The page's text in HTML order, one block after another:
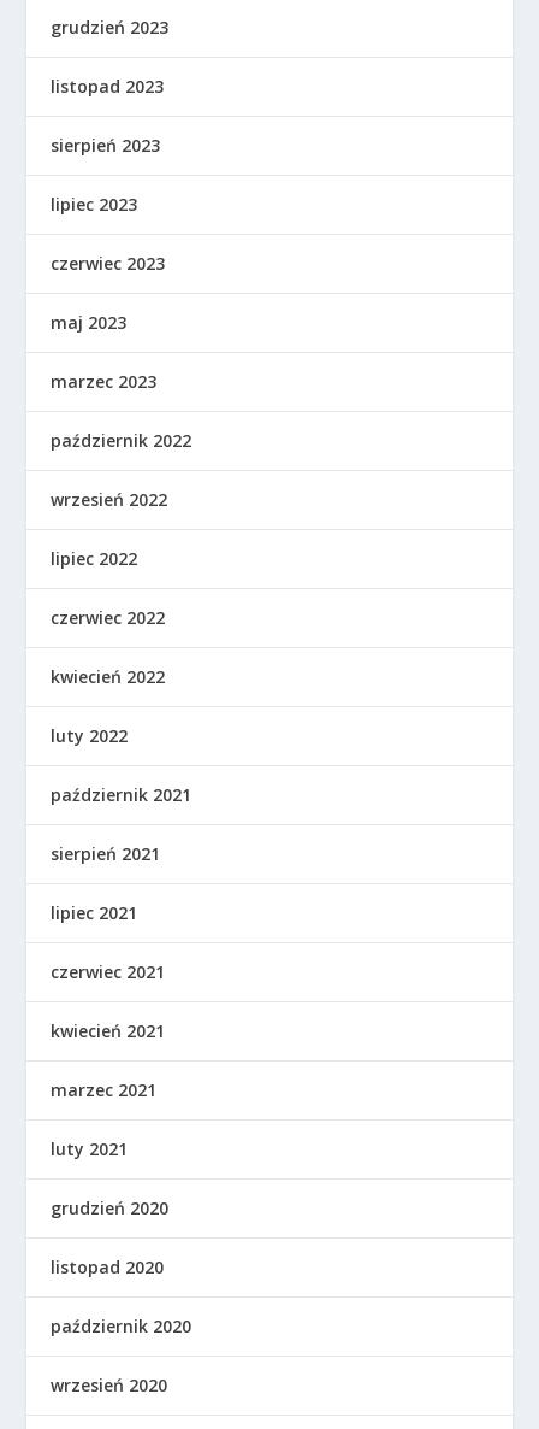
grudzień 2023
listopad 2023
sierpień 2023
lipiec 2023
czerwiec 2023
maj 2023
marzec 2023
październik 2022
wrzesień 2022
lipiec 2022
czerwiec 2022
kwiecień 2022
luty 2022
październik 2021
sierpień 2021
lipiec 2021
czerwiec 2021
kwiecień 2021
marzec 2021
luty 2021
grudzień 2020
listopad 2020
październik 2020
wrzesień 2020